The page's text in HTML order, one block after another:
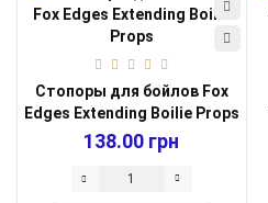
Стопоры для бойлов Fox
Edges Extending Boilie Props
138.00 грн